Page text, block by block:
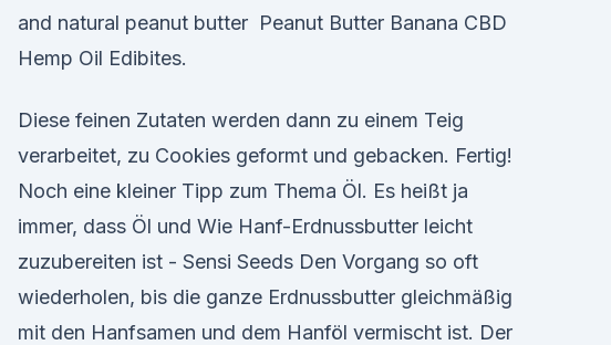
and natural peanut butter Peanut Butter Banana CBD
Hemp Oil Edibites.
Diese feinen Zutaten werden dann zu einem Teig
verarbeitet, zu Cookies geformt und gebacken. Fertig!
Noch eine kleiner Tipp zum Thema Öl. Es heißt ja
immer, dass Öl und Wie Hanf-Erdnussbutter leicht
zuzubereiten ist - Sensi Seeds Den Vorgang so oft
wiederholen, bis die ganze Erdnussbutter gleichmäßig
mit den Hanfsamen und dem Hanföl vermischt ist. Der